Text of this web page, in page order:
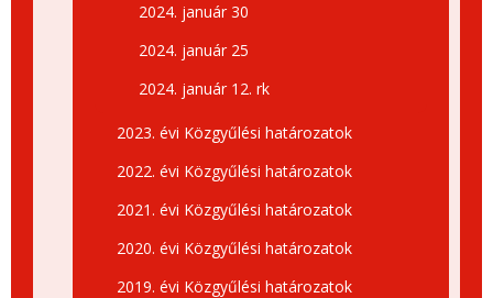
2024. január 30
2024. január 25
2024. január 12. rk
2023. évi Közgyűlési határozatok
2022. évi Közgyűlési határozatok
2021. évi Közgyűlési határozatok
2020. évi Közgyűlési határozatok
2019. évi Közgyűlési határozatok